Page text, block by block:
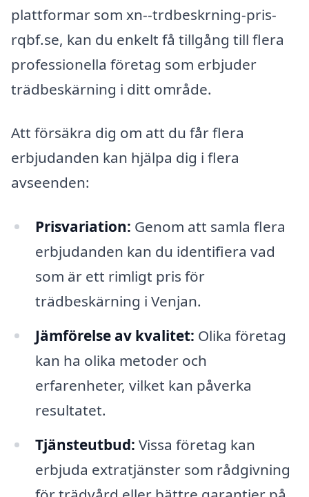
plattformar som xn--trdbeskrning-pris-
rqbf.se, kan du enkelt få tillgång till flera
professionella företag som erbjuder
trädbeskärning i ditt område.
Att försäkra dig om att du får flera
erbjudanden kan hjälpa dig i flera
avseenden:
Prisvariation: Genom att samla flera
erbjudanden kan du identifiera vad
som är ett rimligt pris för
trädbeskärning i Venjan.
Jämförelse av kvalitet: Olika företag
kan ha olika metoder och
erfarenheter, vilket kan påverka
resultatet.
Tjänsteutbud: Vissa företag kan
erbjuda extratjänster som rådgivning